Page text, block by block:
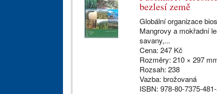
bezlesí země
Globální organizace
Mangrovy a mokřadní
savany,...
Cena: 247 Kč
Rozměry: 210 × 297
Rozsah: 238
Vazba: brožovaná
ISBN: 978-80-7375-